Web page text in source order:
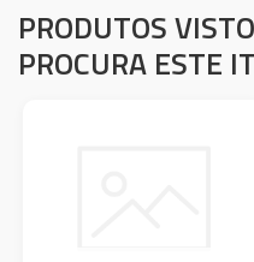
PRODUTOS
PROCURA ESTE